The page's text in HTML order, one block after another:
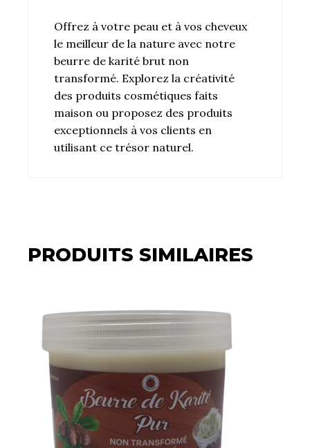
Offrez à votre peau et à vos cheveux
le meilleur de la nature avec notre
beurre de karité brut non
transformé. Explorez la créativité
des produits cosmétiques faits
maison ou proposez des produits
exceptionnels à vos clients en
utilisant ce trésor naturel.
PRODUITS SIMILAIRES